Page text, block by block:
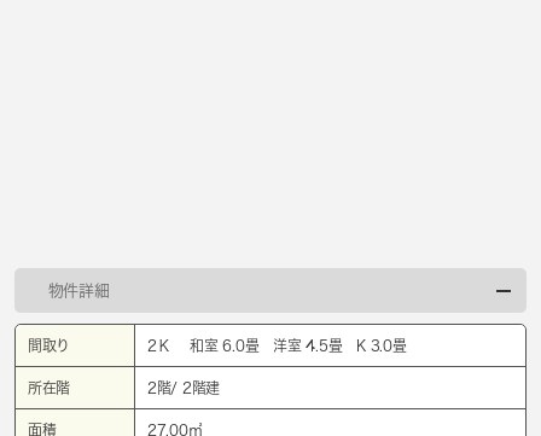
物件詳細
間取り 2Ｋ 和室 6.0畳 洋室 4.5畳 K 3.0畳
所在階 2階/ 2階建
面積 27.00㎡